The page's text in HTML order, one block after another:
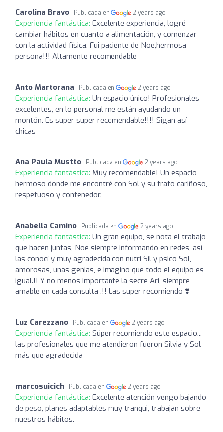
Carolina Bravo Publicada en 2 years ago
Experiencia fantástica: Excelente experiencia, logré
cambiar hábitos en cuanto a alimentación, y comenzar
con la actividad física. Fui paciente de Noe,hermosa
persona!!! Altamente recomendable
Anto Martorana Publicada en 2 years ago
Experiencia fantástica: Un espacio único! Profesionales
excelentes, en lo personal me están ayudando un
montón. Es super super recomendable!!!! Sigan así
chicas
Ana Paula Mustto Publicada en 2 years ago
Experiencia fantástica: Muy recomendable! Un espacio
hermoso donde me encontré con Sol y su trato cariñoso,
respetuoso y contenedor.
Anabella Camino Publicada en 2 years ago
Experiencia fantástica: Un gran equipo, se nota el trabajo
que hacen juntas, Noe siempre informando en redes, así
las conocí y muy agradecida con nutri Sil y psico Sol,
amorosas, unas genias, e imagino que todo el equipo es
igual.!! Y no menos importante la secre Ari, siempre
amable en cada consulta .!! Las super recomiendo ❣️
Luz Carezzano Publicada en 2 years ago
Experiencia fantástica: Súper recomiendo este espacio...
las profesionales que me atendieron fueron Silvia y Sol
más que agradecida
marcosuicich Publicada en 2 years ago
Experiencia fantástica: Excelente atención vengo bajando
de peso, planes adaptables muy tranqui, trabajan sobre
nuestros hábitos.